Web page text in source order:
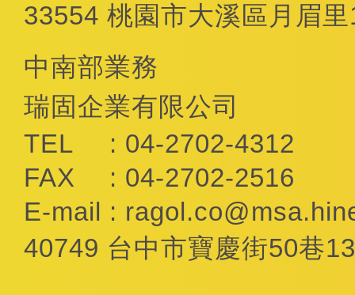
33554 桃園市大溪區月眉
中南部業務
瑞固企業有限公司
TEL
: 04-2702-4312
FAX
: 04-2702-2516
E-mail :
40749 台中市寶慶街50巷